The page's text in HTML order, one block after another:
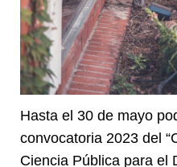
Hasta el 30 de mayo
convocatoria 2023 del
Ciencia Pública para el